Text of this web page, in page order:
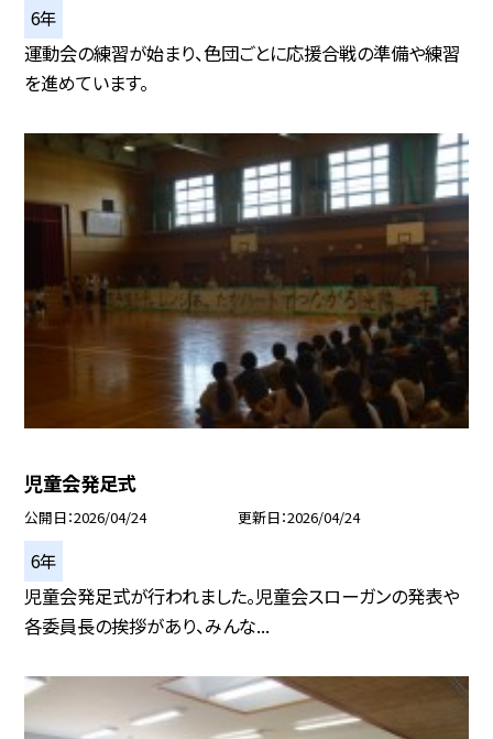
6年
運動会の練習が始まり、色団ごとに応援合戦の準備や練習
を進めています。
児童会発足式
公開日 2026/04/24 更新日 2026/04/24
6年
児童会発足式が行われました。児童会スローガンの発表や
各委員長の挨拶があり、みんな...